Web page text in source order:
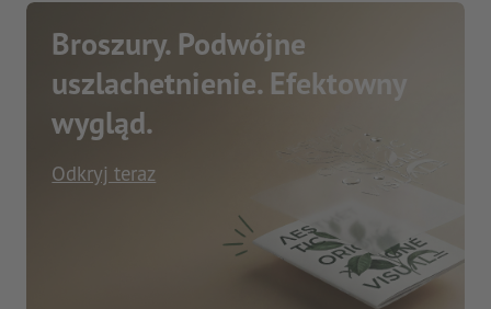
Broszury. Podwójne
uszlachetnienie. Efektowny
wygląd.
Odkryj teraz